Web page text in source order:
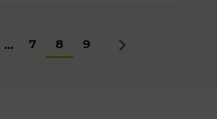
... 7 8 9 Nächstes